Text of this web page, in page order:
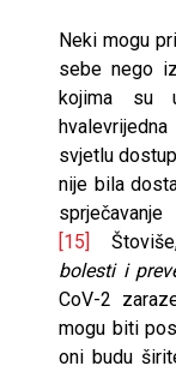
Neki mogu
sebe nego
kojima su
svjetlu
nije bila
[15]
bolesti i
CoV-2
mogu biti
oni budu